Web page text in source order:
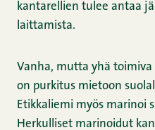
kantarellien tulee antaa
laittamista.
Vanha, mutta yhä
on purkitus mietoon
Etikkaliemi myös marinoi
Herkulliset marinoidut